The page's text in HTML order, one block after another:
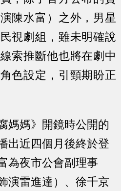
陳水富）之外，男星
視劇組，雖未明確說
索推斷他也將在劇中
色設定，引頸期盼正
媽媽》開鏡時公開的
出近四個月後終於登
為夜市公會副理事
演雷進達）、徐千京